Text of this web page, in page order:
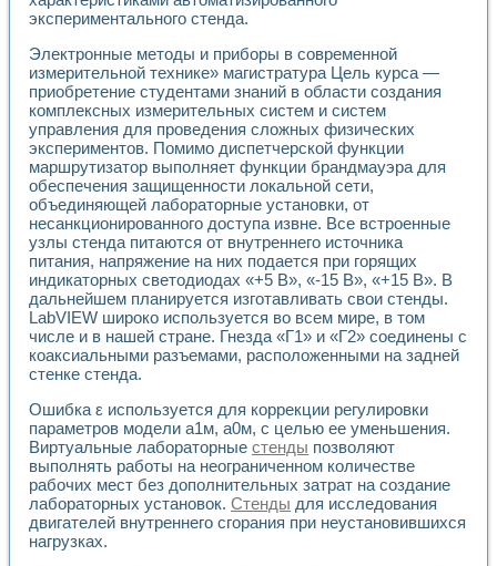
Применение LabVIEW для исследования течения в
Обратный маятник
Устройство для изучения основ интерфейсов обмена по
Лабораторный практикум: изучение адиабатического
Стенд для исследования электрических переходных
Система статистической обработки результатов
Автоматизация лазерно-плазменных измерений с
Модельно-измерительный комплекс. Назначение. Состав.
Использование технологий NATIONAL INSTRUMENTS
Учебный практикум "Спектральный и корреляционный
Учебный стенд для исследования принципа действия
Оборудование и программное обеспечение учебных
Виртуальный лабораторный практикум для изучения
Управление роботом ТУР-10 средствами LabVIEW
Аппаратно-программный комплекс для исследования
Автоматизированный дистанционный лабораторный
Исследование возможности реставрации одномерных
Разработка модификаций алгоритма полигармонической
Учебный стенд для исследования принципа действия
Виртуальная система поддержки принимаемых решений в
Преемственность дисциплин «Моделирование систем» и
Универсальный стенд для исследования электрических
Лабораторные практикумы по информационно-
экспериментального стенда.
Электронные методы и приборы в современной
измерительной технике» магистратура Цель курса —
приобретение студентами знаний в области создания
комплексных измерительных систем и систем
управления для проведения сложных физических
экспериментов. Помимо диспетчерской функции
маршрутизатор выполняет функции брандмауэра для
обеспечения защищенности локальной сети,
объединяющей лабораторные установки, от
несанкционированного доступа извне. Все встроенные
узлы стенда питаются от внутреннего источника
питания, напряжение на них подается при горящих
индикаторных светодиодах «+5 В», «-15 В», «+15 В». В
дальнейшем планируется изготавливать свои стенды.
LabVIEW широко используется во всем мире, в том
числе и в нашей стране. Гнезда «Г1» и «Г2» соединены с
коаксиальными разъемами, расположенными на задней
стенке стенда.
Ошибка ε используется для коррекции регулировки
параметров модели a1м, a0м, с целью ее уменьшения.
Виртуальные лабораторные стенды позволяют
выполнять работы на неограниченном количестве
рабочих мест без дополнительных затрат на создание
лабораторных установок. Стенды для исследования
двигателей внутреннего сгорания при неустановившихся
нагрузках.